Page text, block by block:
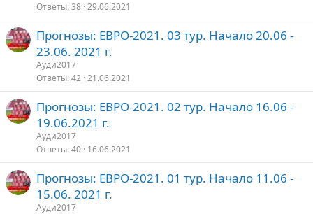
Ответы 38 29.06.2021
Прогнозы: ЕВРО-2021. 03 тур. Начало 20.06 -
23.06. 2021 г.
Ауди2017
Ответы 42 21.06.2021
Прогнозы: ЕВРО-2021. 02 тур. Начало 16.06 -
19.06.2021 г.
Ауди2017
Ответы 40 16.06.2021
Прогнозы: ЕВРО-2021. 01 тур. Начало 11.06 -
15.06. 2021 г.
Ауди2017